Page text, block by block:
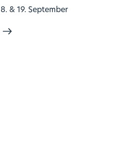
& 19. September